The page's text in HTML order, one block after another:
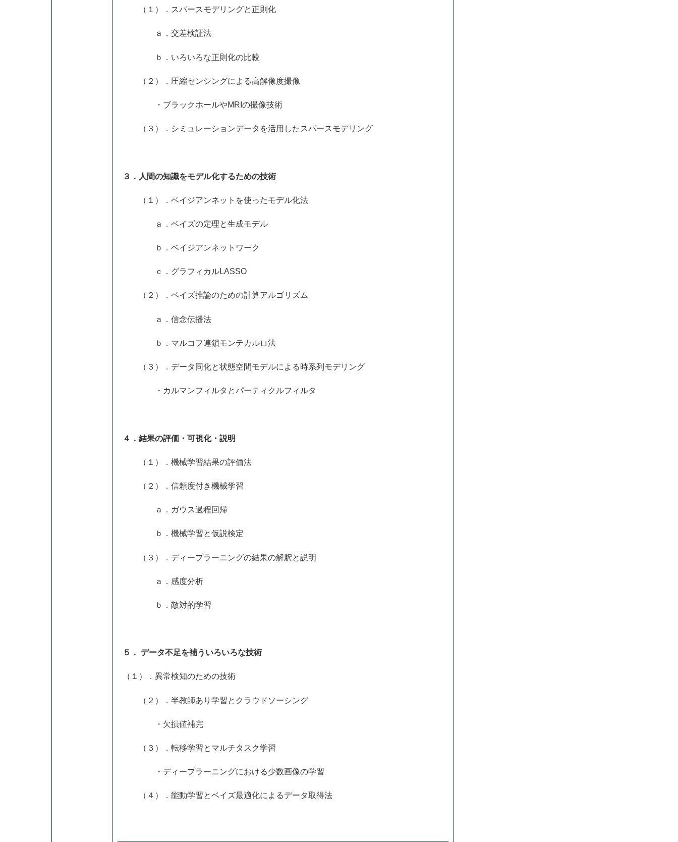
（１）．スパースモデリングと正則化
ａ．交差検証法
ｂ．いろいろな正則化の比較
（２）．圧縮センシングによる高解像度撮像
・ブラックホールやMRIの撮像技術
（３）．シミュレーションデータを活用したスパースモデリング
３．人間の知識をモデル化するための技術
（１）．ベイジアンネットを使ったモデル化法
ａ．ベイズの定理と生成モデル
ｂ．ベイジアンネットワーク
ｃ．グラフィカルLASSO
（２）．ベイズ推論のための計算アルゴリズム
ａ．信念伝播法
ｂ．マルコフ連鎖モンテカルロ法
（３）．データ同化と状態空間モデルによる時系列モデリング
・カルマンフィルタとパーティクルフィルタ
４．結果の評価・可視化・説明
（１）．機械学習結果の評価法
（２）．信頼度付き機械学習
ａ．ガウス過程回帰
ｂ．機械学習と仮説検定
（３）．ディープラーニングの結果の解釈と説明
ａ．感度分析
ｂ．敵対的学習
５． データ不足を補ういろいろな技術
（１）．異常検知のための技術
（２）．半教師あり学習とクラウドソーシング
・欠損値補完
（３）．転移学習とマルチタスク学習
・ディープラーニングにおける少数画像の学習
（４）．能動学習とベイズ最適化によるデータ取得法